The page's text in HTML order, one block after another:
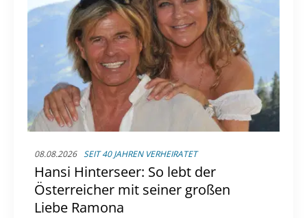
08.08.2026 SEIT 40 JAHREN VERHEIRATET
Hansi Hinterseer: So lebt der
Österreicher mit seiner großen
Liebe Ramona